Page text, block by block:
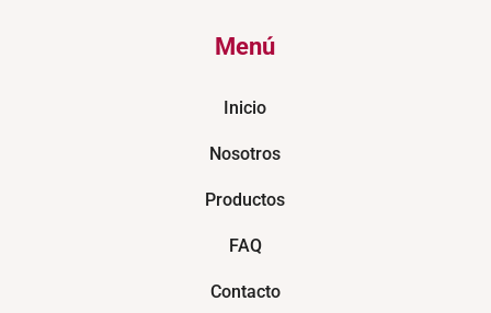
Menú
Inicio
Nosotros
Productos
FAQ
Contacto